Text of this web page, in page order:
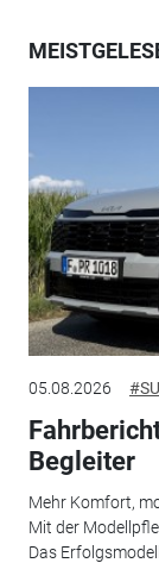
05.08.2026
Begleiter
Mehr Komfort,
Mit der
Das